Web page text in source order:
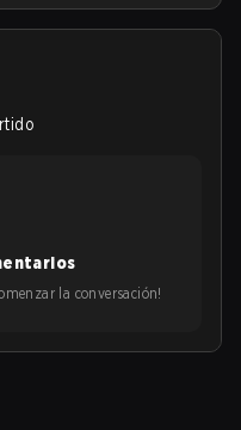
la conversación!